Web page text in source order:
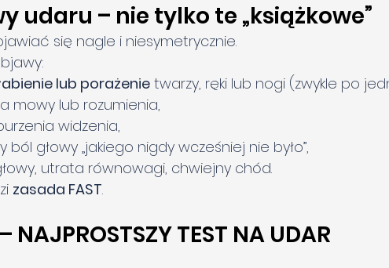
udaru – nie tylko te „książkowe”
się nagle i niesymetrycznie.
lub porażenie twarzy, ręki lub nogi (zwykle po
mowy lub rozumienia,
widzenia,
ból głowy „jakiego nigdy wcześniej nie było”,
utrata równowagi, chwiejny chód.
zasada FAST.
TEST NA UDAR